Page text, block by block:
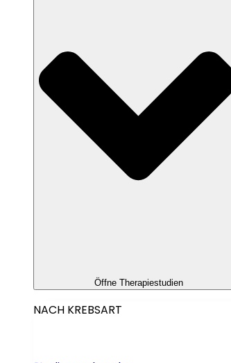
Öffne Therapiestudien
NACH KREBSART